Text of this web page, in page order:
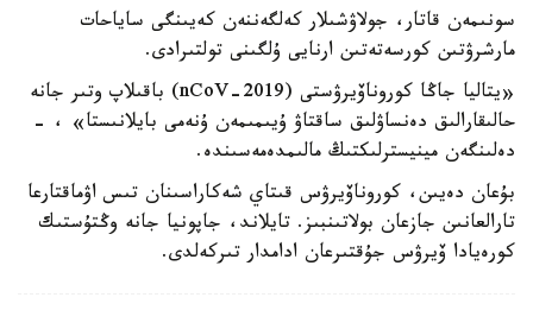
سونىمەن قاتار، جولاۋشىلار كەلگەننەن كەيىنگى ساياحات
مارشرۋتىن كورسەتەتىن ارنايى ۇلگىنى تولتىرادى.
«يتاليا جاڭا كوروناۆيرۋستى (2019-nCoV) باقىلاپ وتىر جانە
حالىقارالىق دەنساۋلىق ساقتاۋ ۇيىمىمەن ۇنەمى بايلانىستا» ، -
دەلىنگەن مينيسترلىكتىڭ مالىمدەمەسىندە.
بۇعان دەيىن، كوروناۆيرۋس قىتاي شەكاراسىنان تىس اۋماقتارعا
تارالعانىن جازعان بولاتىنبىز. تايلاند، جاپونيا جانە وڭتۇستىك
كورەيادا ۆيرۋس جۇقتىرعان ادامدار تىركەلدى.